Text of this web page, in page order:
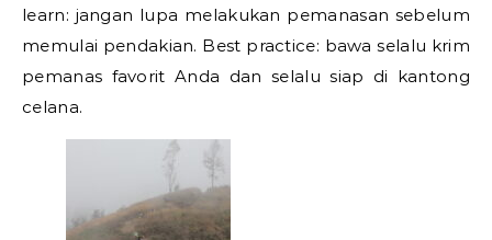
learn: jangan lupa melakukan pemanasan sebelum
memulai pendakian. Best practice: bawa selalu krim
pemanas favorit Anda dan selalu siap di kantong
celana.